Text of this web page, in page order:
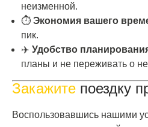
неизменной.
⏱️ Экономия вашего
пик.
✈️ Удобство
планы и не переживать о
Закажите поездку
Воспользовавшись нашими